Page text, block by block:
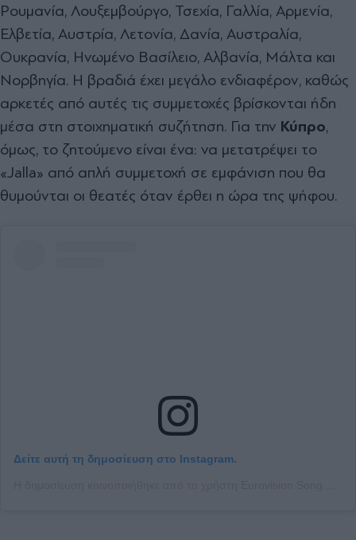
Ρουμανία, Λουξεμβούργο, Τσεχία, Γαλλία, Αρμενία,
Ελβετία, Αυστρία, Λετονία, Δανία, Αυστραλία,
Ουκρανία, Ηνωμένο Βασίλειο, Αλβανία, Μάλτα και
Νορβηγία. Η βραδιά έχει μεγάλο ενδιαφέρον, καθώς
αρκετές από αυτές τις συμμετοχές βρίσκονται ήδη
μέσα στη στοιχηματική συζήτηση. Για την Κύπρο,
όμως, το ζητούμενο είναι ένα: να μετατρέψει το
«Jalla» από απλή συμμετοχή σε εμφάνιση που θα
θυμούνται οι θεατές όταν έρθει η ώρα της ψήφου.
Δείτε αυτή τη δημοσίευση στο Instagram.